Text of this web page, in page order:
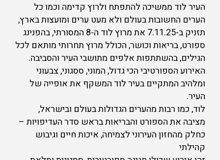
העיר לוד ממשיכה להתפתח ולרוץ קדימה וכמו כל
הערים החשובות בעולם ולא מעט ערים ומועצות בארץ,
תזניק ב-7.11.25 את מרוץ לוד ה-8 המסורתי, בהפנינג
ספורט, בריאות וכושר, הכולל מרוץ תחרותי מותאם לכל
הגילים, בהשתתפות אלפים מתושבי העיר והסביבה.
האירוע הספורטיבי הכי גדול, המוני, ססגוני, צבעוני
ומלהיב המתקיים בעיר לוד המשקף את אופייה של
העיר.
לוד, כמו רבות מהערים הגדולות בעולם ובישראל,
מציבה את הספורט והבריאות בראש סדר העדיפויות –
כחלק מהחזון העירוני לצמיחה, איכות חיים וגיבוש
קהילתי